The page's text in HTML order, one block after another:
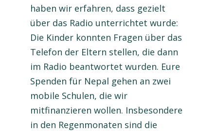
haben wir erfahren, dass gezielt
über das Radio unterrichtet wurde:
Die Kinder konnten Fragen über das
Telefon der Eltern stellen, die dann
im Radio beantwortet wurden. Eure
Spenden für Nepal gehen an zwei
mobile Schulen, die wir
mitfinanzieren wollen. Insbesondere
in den Regenmonaten sind die